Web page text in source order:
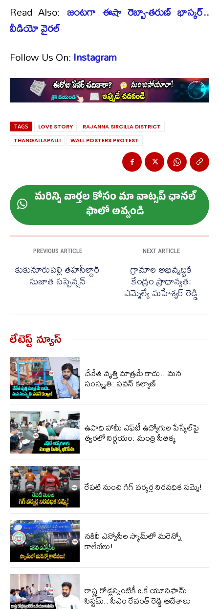
Read Also:జంటగా ఈషా రెబ్బా-తరుణ్ భాస్కర్..
వీడియో వైరల్​
Follow Us On:Instagram
TAGS LOVE STORY
RAJANNA SIRCILLA DISTRICT
THANGALLAPALLI
WALL POSTERS PROTEST
మ‌రిన్ని వార్త‌ల కోసం మా వాట్స‌ప్ ఛాన‌ల్
ఫాలో అవ్వండి
PREVIOUS ARTICLE
కుకునూరుపల్లి తహసీల్దార్
సుజాత సస్పెన్షన్
NEXT ARTICLE
గ్రామాల అభివృద్ధికి
కేంద్రం ప్రాధాన్యత:
ఎమ్మెల్యే మహేశ్వర్‌ రెడ్డి
లేటెస్ట్ న్యూస్‌
చేనేత వృత్తి మాత్రమే కాదు.. మన
సంస్కృతి: పవన్ కల్యాణ్
ఉపాధి హామీ ఎఫ్​‌టీ ఉద్యోగుల పేస్కేల్‌పై
త్వరలో నిర్ణయం: మంత్రి సీతక్క
రేప‌టి నుంచి గిగ్ వ‌ర్క‌ర్ల నిర‌వ‌ధిక స‌మ్మె!
నకిలీ ఎన్వోసీల స్కామ్‌లో మరెన్నో
కాలేజీలు!
రాష్ట్ర రోడ్లన్నింటికీ ఒకే యూనిఫామ్
సిస్టమ్.. సీఎం రేవంత్ రెడ్డి ఆదేశాలు